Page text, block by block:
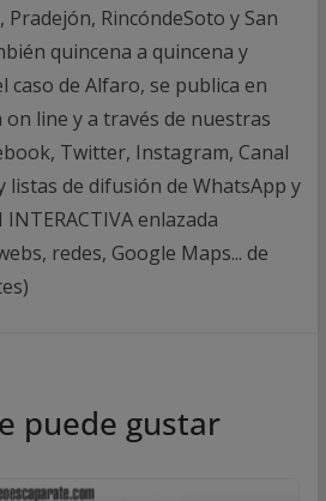
RincóndeSoto y San
quincena a quincena y
caso de Alfaro, se publica en
line y a través de nuestras
Twitter, Instagram, Canal
listas de difusión de WhatsApp y
enlazada
redes, Google Maps... de
puede gustar